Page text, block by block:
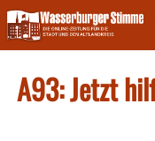
Skip
to
content
A93: Jetzt